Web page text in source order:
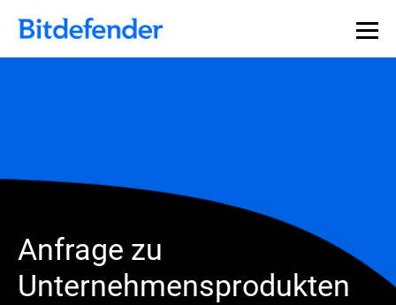
Datensouveränität in der Cybersicherheit: Live-Webinar,
30. Juli. Jetzt registrieren >>
Anfrage zu
Unternehmensprodukten